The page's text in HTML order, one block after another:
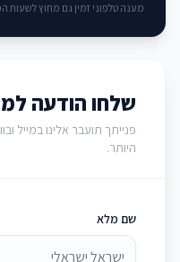
מענה טלפוני זמין גם מחוץ לשעות
שלחו הודעה
היותר.
שם מלא